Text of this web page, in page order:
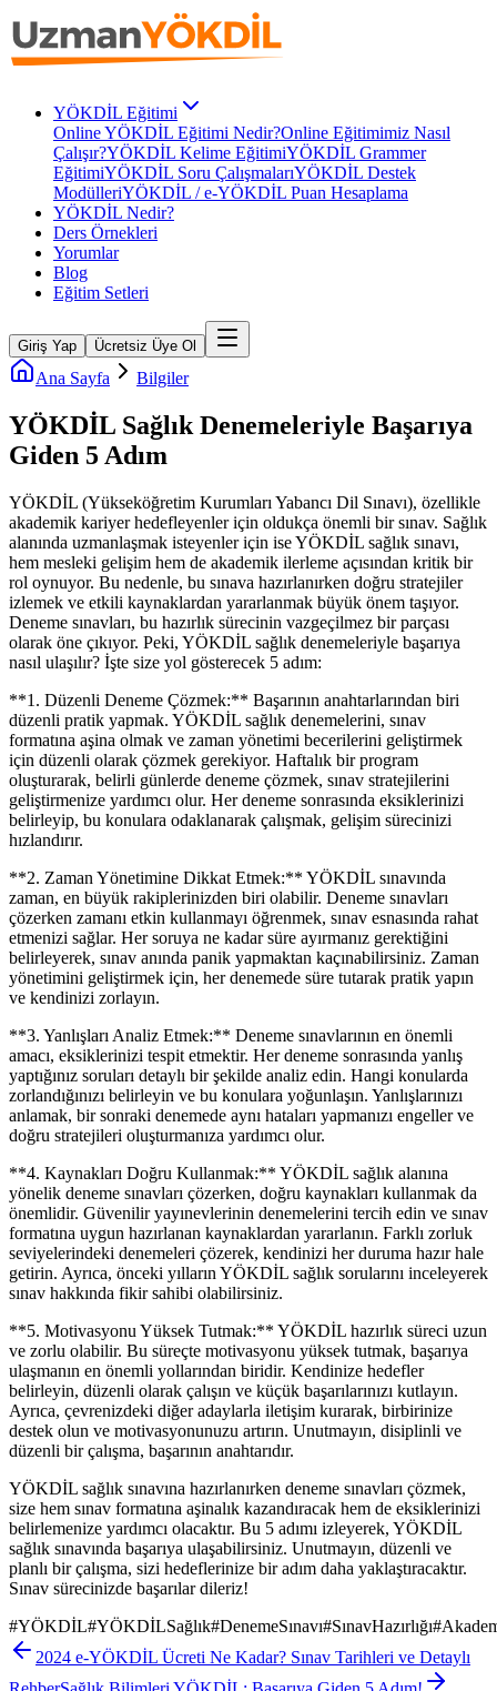
YÖKDİL Eğitimi
Online YÖKDİL Eğitimi Nedir?Online Eğitimimiz Nasıl
Çalışır?YÖKDİL Kelime EğitimiYÖKDİL Grammer
EğitimiYÖKDİL Soru ÇalışmalarıYÖKDİL Destek
ModülleriYÖKDİL / e-YÖKDİL Puan Hesaplama
YÖKDİL Nedir?
Ders Örnekleri
Yorumlar
Blog
Eğitim Setleri
Giriş Yap Ücretsiz Üye Ol
Ana Sayfa Bilgiler
YÖKDİL Sağlık Denemeleriyle Başarıya
Giden 5 Adım
YÖKDİL (Yükseköğretim Kurumları Yabancı Dil Sınavı), özellikle
akademik kariyer hedefleyenler için oldukça önemli bir sınav. Sağlık
alanında uzmanlaşmak isteyenler için ise YÖKDİL sağlık sınavı,
hem mesleki gelişim hem de akademik ilerleme açısından kritik bir
rol oynuyor. Bu nedenle, bu sınava hazırlanırken doğru stratejiler
izlemek ve etkili kaynaklardan yararlanmak büyük önem taşıyor.
Deneme sınavları, bu hazırlık sürecinin vazgeçilmez bir parçası
olarak öne çıkıyor. Peki, YÖKDİL sağlık denemeleriyle başarıya
nasıl ulaşılır? İşte size yol gösterecek 5 adım:
**1. Düzenli Deneme Çözmek:** Başarının anahtarlarından biri
düzenli pratik yapmak. YÖKDİL sağlık denemelerini, sınav
formatına aşina olmak ve zaman yönetimi becerilerini geliştirmek
için düzenli olarak çözmek gerekiyor. Haftalık bir program
oluşturarak, belirli günlerde deneme çözmek, sınav stratejilerini
geliştirmenize yardımcı olur. Her deneme sonrasında eksiklerinizi
belirleyip, bu konulara odaklanarak çalışmak, gelişim sürecinizi
hızlandırır.
**2. Zaman Yönetimine Dikkat Etmek:** YÖKDİL sınavında
zaman, en büyük rakiplerinizden biri olabilir. Deneme sınavları
çözerken zamanı etkin kullanmayı öğrenmek, sınav esnasında rahat
etmenizi sağlar. Her soruya ne kadar süre ayırmanız gerektiğini
belirleyerek, sınav anında panik yapmaktan kaçınabilirsiniz. Zaman
yönetimini geliştirmek için, her denemede süre tutarak pratik yapın
ve kendinizi zorlayın.
**3. Yanlışları Analiz Etmek:** Deneme sınavlarının en önemli
amacı, eksiklerinizi tespit etmektir. Her deneme sonrasında yanlış
yaptığınız soruları detaylı bir şekilde analiz edin. Hangi konularda
zorlandığınızı belirleyin ve bu konulara yoğunlaşın. Yanlışlarınızı
anlamak, bir sonraki denemede aynı hataları yapmanızı engeller ve
doğru stratejileri oluşturmanıza yardımcı olur.
**4. Kaynakları Doğru Kullanmak:** YÖKDİL sağlık alanına
yönelik deneme sınavları çözerken, doğru kaynakları kullanmak da
önemlidir. Güvenilir yayınevlerinin denemelerini tercih edin ve sınav
formatına uygun hazırlanan kaynaklardan yararlanın. Farklı zorluk
seviyelerindeki denemeleri çözerek, kendinizi her duruma hazır hale
getirin. Ayrıca, önceki yılların YÖKDİL sağlık sorularını inceleyerek
sınav hakkında fikir sahibi olabilirsiniz.
**5. Motivasyonu Yüksek Tutmak:** YÖKDİL hazırlık süreci uzun
ve zorlu olabilir. Bu süreçte motivasyonu yüksek tutmak, başarıya
ulaşmanın en önemli yollarından biridir. Kendinize hedefler
belirleyin, düzenli olarak çalışın ve küçük başarılarınızı kutlayın.
Ayrıca, çevrenizdeki diğer adaylarla iletişim kurarak, birbirinize
destek olun ve motivasyonunuzu artırın. Unutmayın, disiplinli ve
düzenli bir çalışma, başarının anahtarıdır.
YÖKDİL sağlık sınavına hazırlanırken deneme sınavları çözmek,
size hem sınav formatına aşinalık kazandıracak hem de eksiklerinizi
belirlemenize yardımcı olacaktır. Bu 5 adımı izleyerek, YÖKDİL
sağlık sınavında başarıya ulaşabilirsiniz. Unutmayın, düzenli ve
planlı bir çalışma, sizi hedeflerinize bir adım daha yaklaştıracaktır.
Sınav sürecinizde başarılar dileriz!
#YÖKDİL#YÖKDİLSağlık#DenemeSınavı#SınavHazırlığı#
2024 e-YÖKDİL Ücreti Ne Kadar? Sınav Tarihleri ve Detaylı